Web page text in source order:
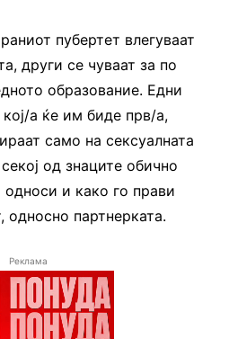
пубертет влегуваат
други се чуваат за по
образование. Едни
а ќе им биде прв/а,
само на сексуалната
од знаците обично
односи и како го прави
односно партнерката.
Реклама